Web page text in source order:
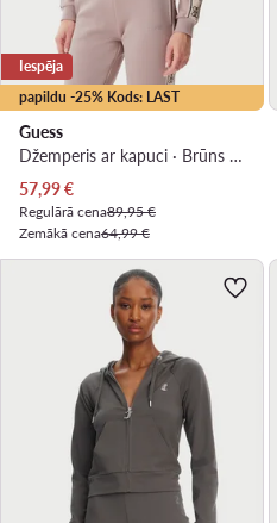
papildu -25% Kods: LAST
Iespēja
Guess
Džemperis ar kapuci · Brūns · Regular Fit
Pašreizējā cena
57,99€
Regulārā cena89,95 €
Zemākā cena64,99 €